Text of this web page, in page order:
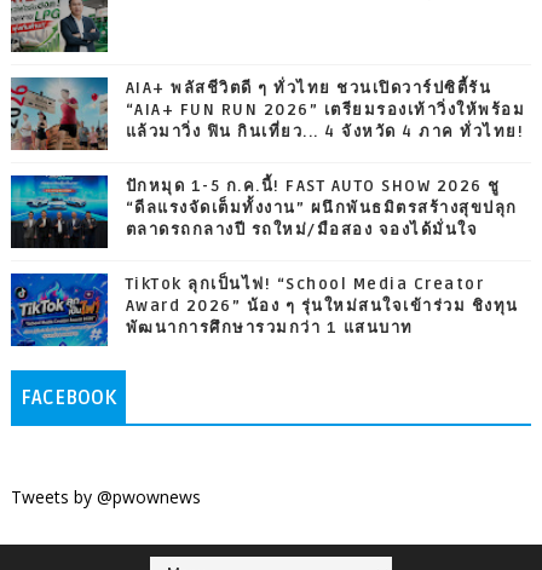
AIA+ พลัสชีวิตดี ๆ ทั่วไทย ชวนเปิดวาร์ปซิตี้รัน
“AIA+ FUN RUN 2026” เตรียมรองเท้าวิ่งให้พร้อม
แล้วมาวิ่ง ฟิน กินเที่ยว... 4 จังหวัด 4 ภาค ทั่วไทย!
ปักหมุด 1-5 ก.ค.นี้! FAST AUTO SHOW 2026 ชู
“ดีลแรงจัดเต็มทั้งงาน” ผนึกพันธมิตรสร้างสุขปลุก
ตลาดรถกลางปี รถใหม่/มือสอง จองได้มั่นใจ
TikTok ลุกเป็นไฟ! “School Media Creator
Award 2026” น้อง ๆ รุ่นใหม่สนใจเข้าร่วม ชิงทุน
พัฒนาการศึกษารวมกว่า 1 แสนบาท
FACEBOOK
Tweets by @pwownews